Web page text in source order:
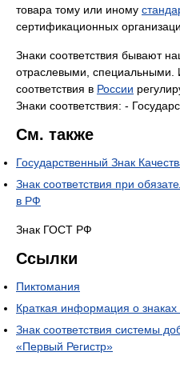
товара тому или иному
сертификационных
Знаки соответствия бывают
отраслевыми, специальными.
соответствия в России
Знаки соответствия: -
См. также
Государственный Знак
Знак соответствия при
в РФ
Знак ГОСТ РФ
Ссылки
Пиктомания
Краткая информация о знаках
Знак соответствия системы
«Первый Регистр»